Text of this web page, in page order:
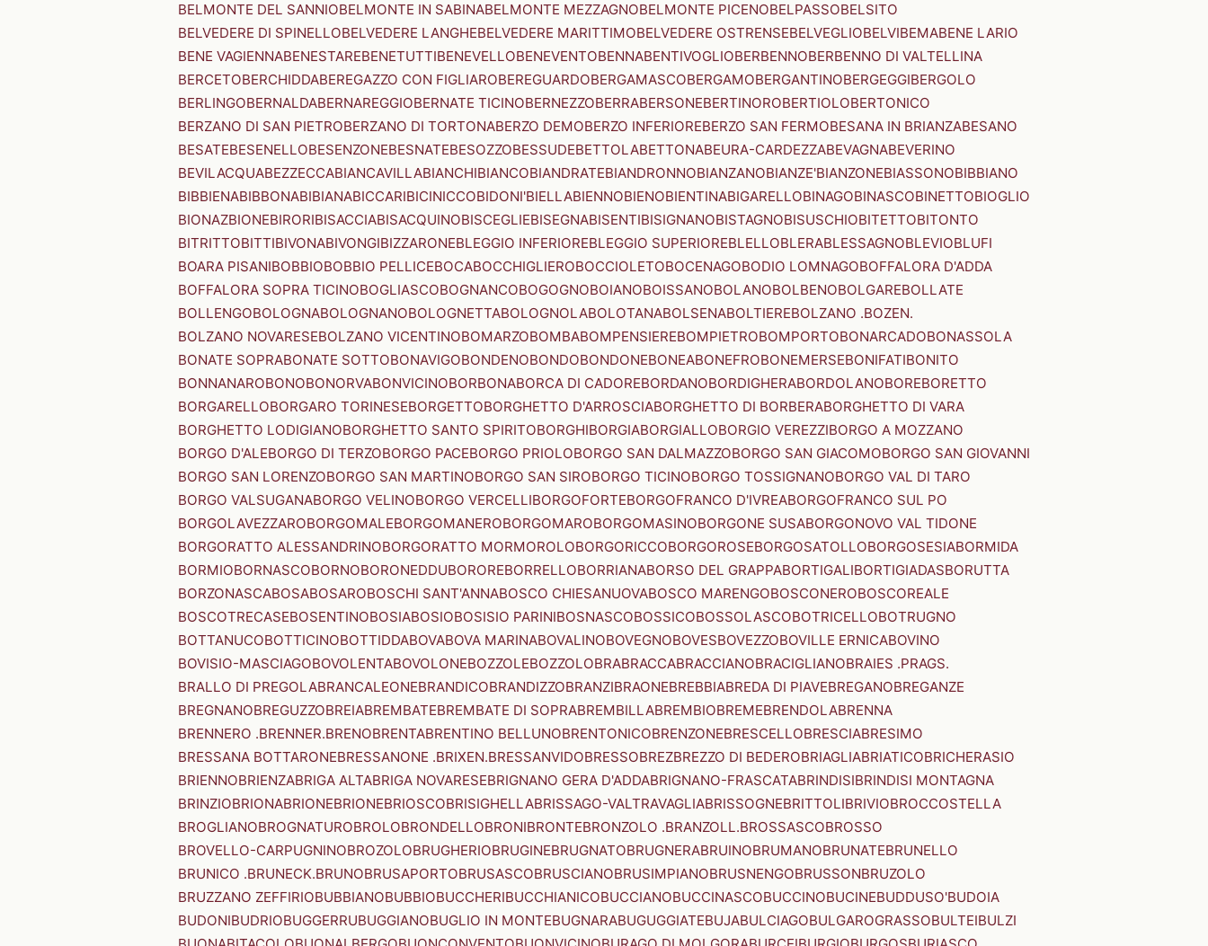
BELMONTE DEL SANNIOBELMONTE IN SABINABELMONTE MEZZAGNOBELMONTE PICENOBELPASSOBELSITO
BELVEDERE DI SPINELLOBELVEDERE LANGHEBELVEDERE MARITTIMOBELVEDERE OSTRENSEBELVEGLIOBELVIBEMABENE LARIO
BENE VAGIENNABENESTAREBENETUTTIBENEVELLOBENEVENTOBENNABENTIVOGLIOBERBENNOBERBENNO DI VALTELLINA
BERCETOBERCHIDDABEREGAZZO CON FIGLIAROBEREGUARDOBERGAMASCOBERGAMOBERGANTINOBERGEGGIBERGOLO
BERLINGOBERNALDABERNAREGGIOBERNATE TICINOBERNEZZOBERRABERSONEBERTINOROBERTIOLOBERTONICO
BERZANO DI SAN PIETROBERZANO DI TORTONABERZO DEMOBERZO INFERIOREBERZO SAN FERMOBESANA IN BRIANZABESANO
BESATEBESENELLOBESENZONEBESNATEBESOZZOBESSUDEBETTOLABETTONABEURA-CARDEZZABEVAGNABEVERINO
BEVILACQUABEZZECCABIANCAVILLABIANCHIBIANCOBIANDRATEBIANDRONNOBIANZANOBIANZE'BIANZONEBIASSONOBIBBIANO
BIBBIENABIBBONABIBIANABICCARIBICINICCOBIDONI'BIELLABIENNOBIENOBIENTINABIGARELLOBINAGOBINASCOBINETTOBIOGLIO
BIONAZBIONEBIRORIBISACCIABISACQUINOBISCEGLIEBISEGNABISENTIBISIGNANOBISTAGNOBISUSCHIOBITETTOBITONTO
BITRITTOBITTIBIVONABIVONGIBIZZARONEBLEGGIO INFERIOREBLEGGIO SUPERIOREBLELLOBLERABLESSAGNOBLEVIOBLUFI
BOARA PISANIBOBBIOBOBBIO PELLICEBOCABOCCHIGLIEROBOCCIOLETOBOCENAGOBODIO LOMNAGOBOFFALORA D'ADDA
BOFFALORA SOPRA TICINOBOGLIASCOBOGNANCOBOGOGNOBOIANOBOISSANOBOLANOBOLBENOBOLGAREBOLLATE
BOLLENGOBOLOGNABOLOGNANOBOLOGNETTABOLOGNOLABOLOTANABOLSENABOLTIEREBOLZANO .BOZEN.
BOLZANO NOVARESEBOLZANO VICENTINOBOMARZOBOMBABOMPENSIEREBOMPIETROBOMPORTOBONARCADOBONASSOLA
BONATE SOPRABONATE SOTTOBONAVIGOBONDENOBONDOBONDONEBONEABONEFROBONEMERSEBONIFATIBONITO
BONNANAROBONOBONORVABONVICINOBORBONABORCA DI CADOREBORDANOBORDIGHERABORDOLANOBOREBORETTO
BORGARELLOBORGARO TORINESEBORGETTOBORGHETTO D'ARROSCIABORGHETTO DI BORBERABORGHETTO DI VARA
BORGHETTO LODIGIANOBORGHETTO SANTO SPIRITOBORGHIBORGIABORGIALLOBORGIO VEREZZIBORGO A MOZZANO
BORGO D'ALEBORGO DI TERZOBORGO PACEBORGO PRIOLOBORGO SAN DALMAZZOBORGO SAN GIACOMOBORGO SAN GIOVANNI
BORGO SAN LORENZOBORGO SAN MARTINOBORGO SAN SIROBORGO TICINOBORGO TOSSIGNANOBORGO VAL DI TARO
BORGO VALSUGANABORGO VELINOBORGO VERCELLIBORGOFORTEBORGOFRANCO D'IVREABORGOFRANCO SUL PO
BORGOLAVEZZAROBORGOMALEBORGOMANEROBORGOMAROBORGOMASINOBORGONE SUSABORGONOVO VAL TIDONE
BORGORATTO ALESSANDRINOBORGORATTO MORMOROLOBORGORICCOBORGOROSEBORGOSATOLLOBORGOSESIABORMIDA
BORMIOBORNASCOBORNOBORONEDDUBOROREBORRELLOBORRIANABORSO DEL GRAPPABORTIGALIBORTIGIADASBORUTTA
BORZONASCABOSABOSAROBOSCHI SANT'ANNABOSCO CHIESANUOVABOSCO MARENGOBOSCONEROBOSCOREALE
BOSCOTRECASEBOSENTINOBOSIABOSIOBOSISIO PARINIBOSNASCOBOSSICOBOSSOLASCOBOTRICELLOBOTRUGNO
BOTTANUCOBOTTICINOBOTTIDDABOVABOVA MARINABOVALINOBOVEGNOBOVESBOVEZZOBOVILLE ERNICABOVINO
BOVISIO-MASCIAGOBOVOLENTABOVOLONEBOZZOLEBOZZOLOBRABRACCABRACCIANOBRACIGLIANOBRAIES .PRAGS.
BRALLO DI PREGOLABRANCALEONEBRANDICOBRANDIZZOBRANZIBRAONEBREBBIABREDA DI PIAVEBREGANOBREGANZE
BREGNANOBREGUZZOBREIABREMBATEBREMBATE DI SOPRABREMBILLABREMBIOBREMEBRENDOLABRENNA
BRENNERO .BRENNER.BRENOBRENTABRENTINO BELLUNOBRENTONICOBRENZONEBRESCELLOBRESCIABRESIMO
BRESSANA BOTTARONEBRESSANONE .BRIXEN.BRESSANVIDOBRESSOBREZBREZZO DI BEDEROBRIAGLIABRIATICOBRICHERASIO
BRIENNOBRIENZABRIGA ALTABRIGA NOVARESEBRIGNANO GERA D'ADDABRIGNANO-FRASCATABRINDISIBRINDISI MONTAGNA
BRINZIOBRIONABRIONEBRIONEBRIOSCOBRISIGHELLABRISSAGO-VALTRAVAGLIABRISSOGNEBRITTOLIBRIVIOBROCCOSTELLA
BROGLIANOBROGNATUROBROLOBRONDELLOBRONIBRONTEBRONZOLO .BRANZOLL.BROSSASCOBROSSO
BROVELLO-CARPUGNINOBROZOLOBRUGHERIOBRUGINEBRUGNATOBRUGNERABRUINOBRUMANOBRUNATEBRUNELLO
BRUNICO .BRUNECK.BRUNOBRUSAPORTOBRUSASCOBRUSCIANOBRUSIMPIANOBRUSNENGOBRUSSONBRUZOLO
BRUZZANO ZEFFIRIOBUBBIANOBUBBIOBUCCHERIBUCCHIANICOBUCCIANOBUCCINASCOBUCCINOBUCINEBUDDUSO'BUDOIA
BUDONIBUDRIOBUGGERRUBUGGIANOBUGLIO IN MONTEBUGNARABUGUGGIATEBUJABULCIAGOBULGAROGRASSOBULTEIBULZI